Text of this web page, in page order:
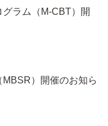
ラム（M-CBT）開
）開催のお知ら